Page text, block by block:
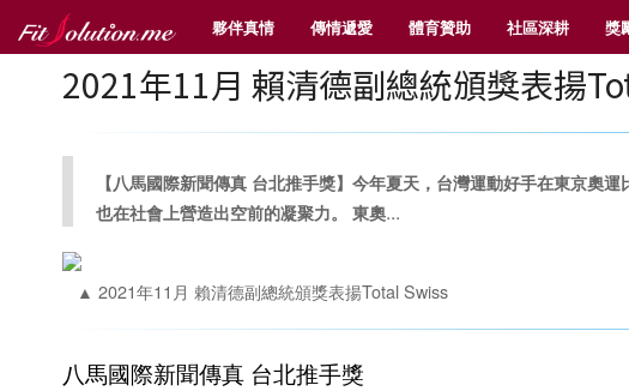
夥伴真情 傳情遞愛 體育贊助 社區深耕 獎
2021年11月 賴清德副總統頒獎表揚
【八馬國際新聞傳真 台北推手獎】今年夏天，台灣運動好手在東京奧
也在社會上營造出空前的凝聚力。 東奧...
▲ 2021年11月 賴清德副總統頒獎表揚Total Swiss
八馬國際新聞傳真 台北推手獎